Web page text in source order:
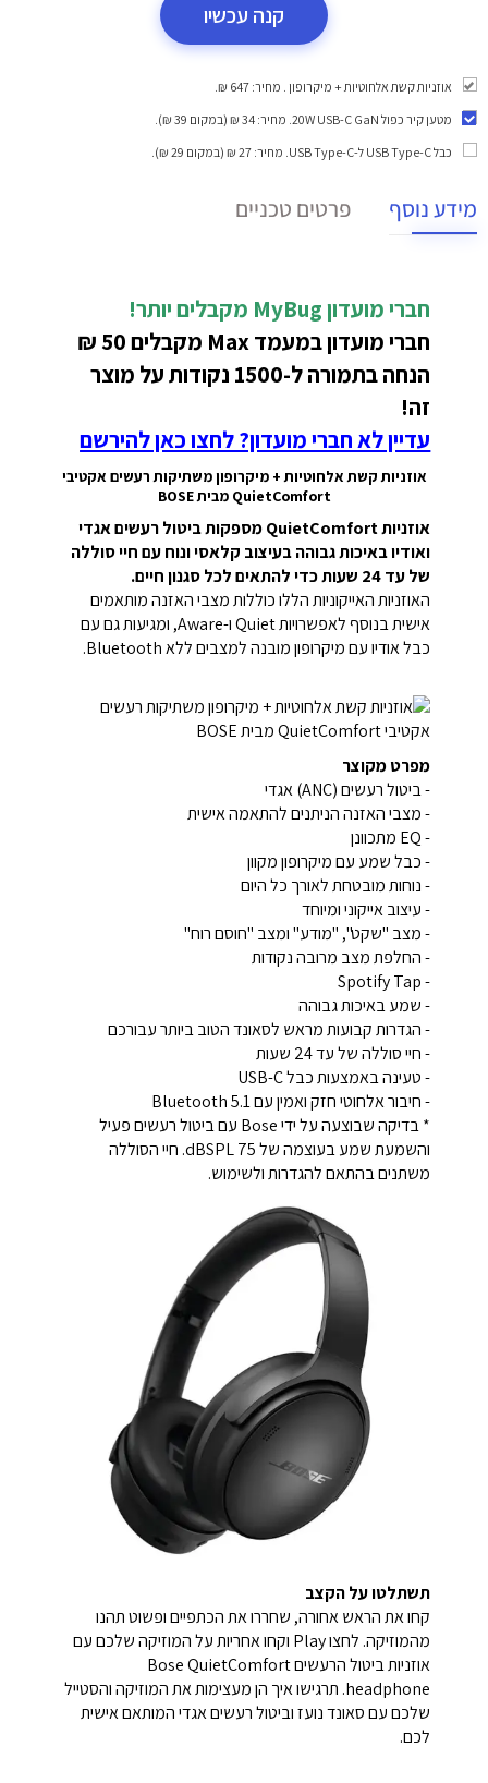
קנה עכשיו
אוזניות קשת אלחוטיות + מיקרופון . מחיר: 647 ₪.
מטען קיר כפול 20W USB-C GaN
. מחיר: 34 ₪ (במקום 39 ₪).
כבל USB Type-C ל-USB Type-C
. מחיר: 27 ₪ (במקום 29 ₪).
מידע נוסף פרטים טכניים
חברי מועדון MyBug מקבלים יותר!
חברי מועדון במעמד Max מקבלים 50 ₪
הנחה בתמורה ל-1500 נקודות על מוצר
זה!
עדיין לא חברי מועדון? לחצו כאן להירשם
אוזניות קשת אלחוטיות + מיקרופון משתיקות רעשים אקטיבי
QuietComfort מבית BOSE
אוזניות QuietComfort מספקות ביטול רעשים אגדי
ואודיו באיכות גבוהה בעיצוב קלאסי ונוח עם חיי סוללה
של עד 24 שעות כדי להתאים לכל סגנון חיים.
האוזניות האייקוניות הללו כוללות מצבי האזנה מותאמים
אישית בנוסף לאפשרויות Quiet ו-Aware, ומגיעות גם עם
כבל אודיו עם מיקרופון מובנה למצבים ללא Bluetooth.
מפרט מקוצר
- ביטול רעשים (ANC) אגדי
- מצבי האזנה הניתנים להתאמה אישית
- EQ מתכוונן
- כבל שמע עם מיקרופון מקוון
- נוחות מובטחת לאורך כל היום
- עיצוב אייקוני ומיוחד
- מצב "שקט", "מודע" ומצב "חוסם רוח"
- החלפת מצב מרובה נקודות
- Spotify Tap
- שמע באיכות גבוהה
- הגדרות קבועות מראש לסאונד הטוב ביותר עבורכם
- חיי סוללה של עד 24 שעות
- טעינה באמצעות כבל USB-C
- חיבור אלחוטי חזק ואמין עם Bluetooth 5.1
* בדיקה שבוצעה על ידי Bose עם ביטול רעשים פעיל
והשמעת שמע בעוצמה של 75 dBSPL. חיי הסוללה
משתנים בהתאם להגדרות ולשימוש.
תשתלטו על הקצב
קחו את הראש אחורה, שחררו את הכתפיים ופשוט תהנו
מהמוזיקה. לחצו Play וקחו אחריות על המוזיקה שלכם עם
אוזניות ביטול הרעשים Bose QuietComfort
headphone. תרגישו איך הן מעצימות את המוזיקה והסטייל
שלכם עם סאונד נועז וביטול רעשים אגדי המותאם אישית
לכם.